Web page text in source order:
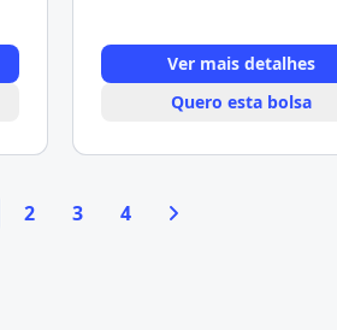
Ver mais detalhes
Quero esta bolsa
2 3 4